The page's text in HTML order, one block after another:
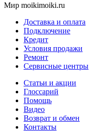
Мир moikimoiki.ru
Доставка и оплата
Подключение
Кредит
Условия продажи
Ремонт
Сервисные центры
Статьи и акции
Глоссарий
Помощь
Видео
Возврат и обмен
Контакты